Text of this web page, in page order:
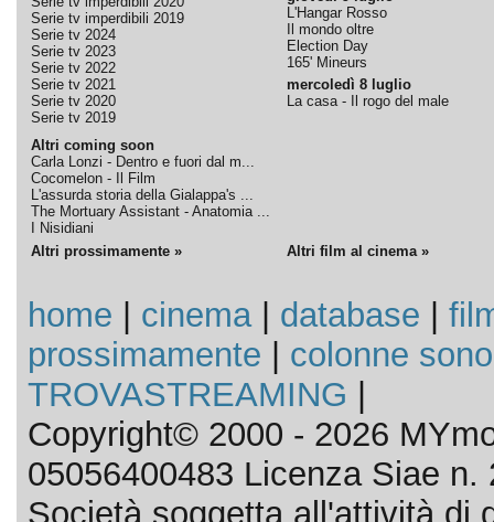
Serie tv imperdibili 2019
Serie tv 2024
Serie tv 2023
Serie tv 2022
Serie tv 2021
Serie tv 2020
Serie tv 2019
Altri coming soon
Carla Lonzi - Dentro e fuori dal m...
Cocomelon - Il Film
L'assurda storia della Gialappa's ...
The Mortuary Assistant - Anatomia ...
I Nisidiani
L'Hangar Rosso
Il mondo oltre
Election Day
165' Mineurs
mercoledì 8 luglio
La casa - Il rogo del male
Altri prossimamente » Altri film al cinema »
home cinema| database
prossimamente
colonne
TROVASTREAMING
Copyright© 2000 - 2026
05056400483 Licenza Siae n.
Società soggetta all'attività di